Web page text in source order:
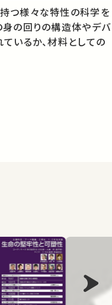
つ様々な特性の科学を
身の回りの構造体やデバ
いるか、材料としての